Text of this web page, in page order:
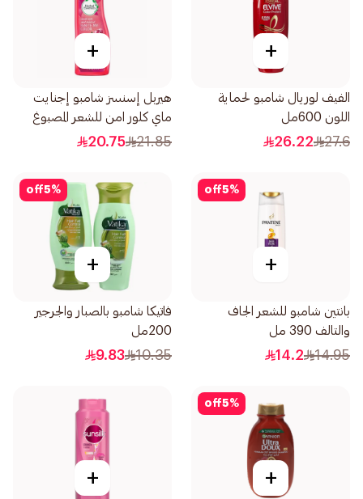
+
الفيف لوريال شامبو لحماية
اللون 600مل
27.6
26.22
+
هيربل إسنسز شامبو إجنايت
ماي كلور امن للشعر المصبوغ
400مل
21.85
20.75
5%
off
+
بانتين شامبو للشعر الجاف
والتالف 390 مل
14.95
14.2
5%
off
+
فاتيكا شامبو بالصبار والجرجير
200مل
10.35
9.83
5%
off
+
+